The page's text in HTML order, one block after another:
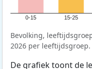
0-15 15-25
Bevolking,
2026 per leeftijdsgroep.
De grafiek toont de